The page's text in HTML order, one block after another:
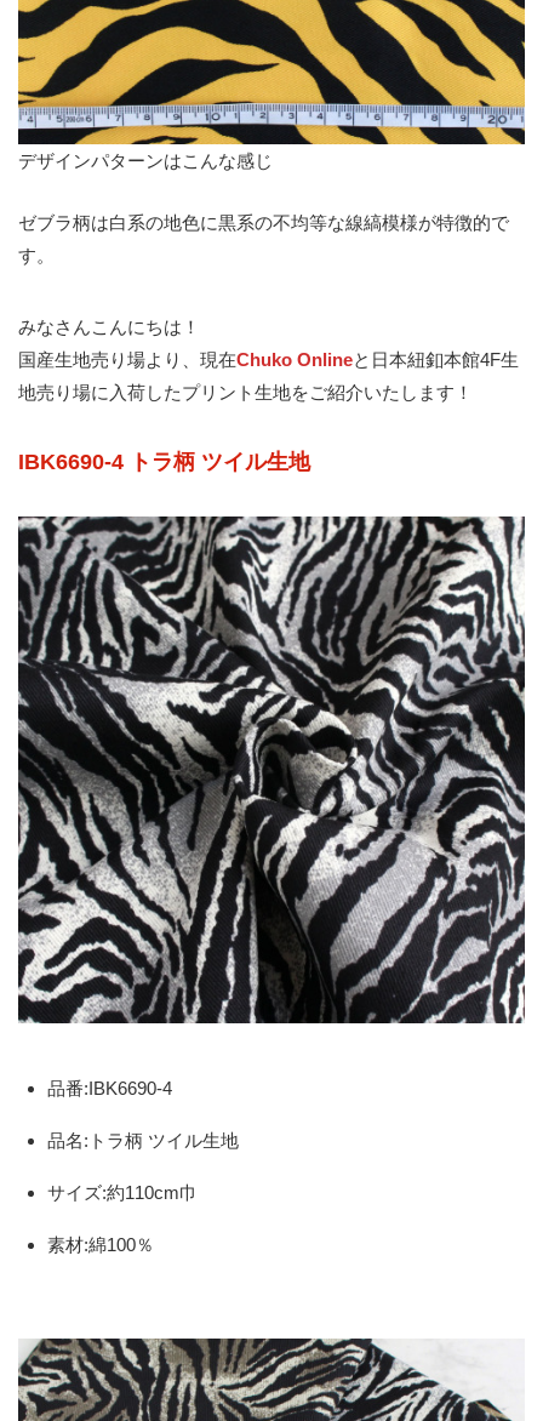
デザインパターンはこんな感じ
ゼブラ柄は白系の地色に黒系の不均等な線縞模様が特徴的で
す。
みなさんこんにちは！
国産生地売り場より、現在Chuko Onlineと日本紐釦本館4F生
地売り場に入荷したプリント生地をご紹介いたします！
IBK6690-4 トラ柄 ツイル生地
品番:IBK6690-4
品名:トラ柄 ツイル生地
サイズ:約110cm巾
素材:綿100％